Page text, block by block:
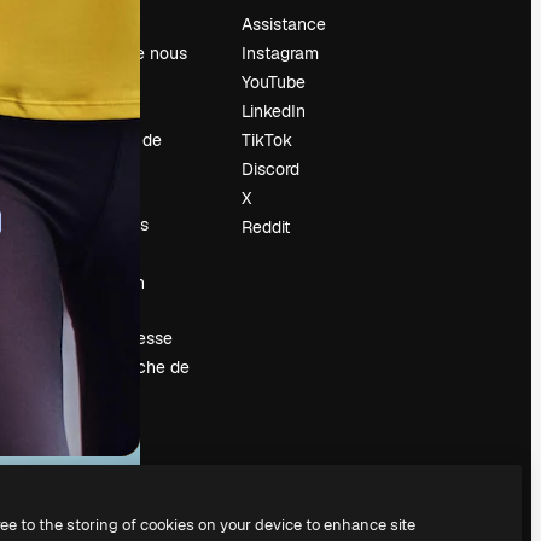
À propos de nous
Carrières
Tendances de
Événements
Slidesgo
Vendre mon
contenu
Salle de presse
À la recherche de
magnific.ai
Assistance
Instagram
YouTube
LinkedIn
TikTok
Discord
X
Reddit
to the storing of cookies on your device to enhance site